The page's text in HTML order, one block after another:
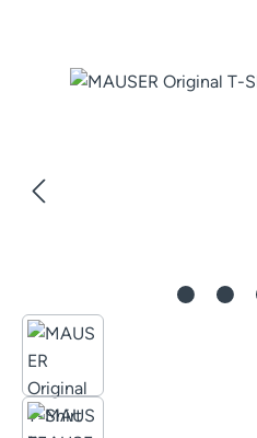
Bildergalerie überspringen